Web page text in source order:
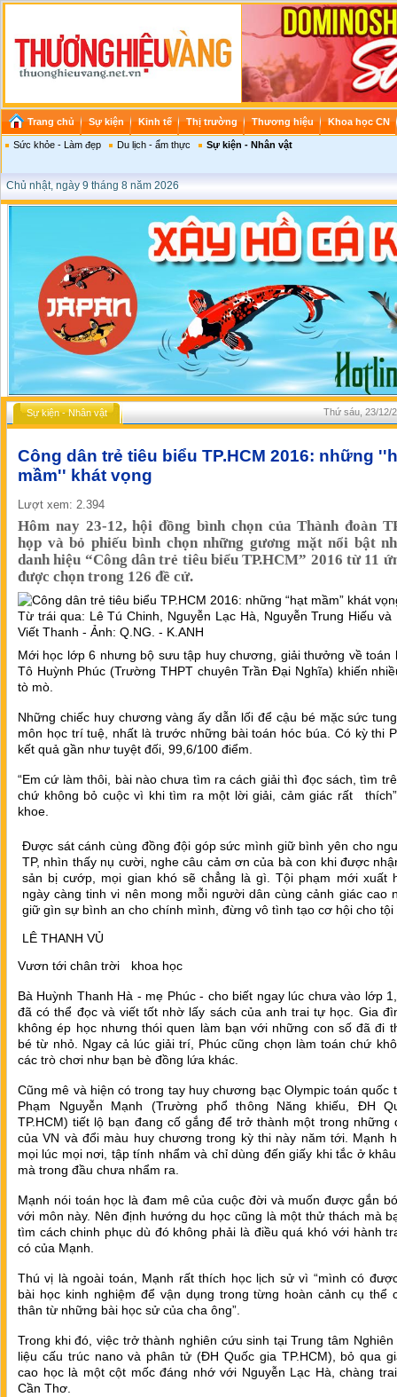
Trang chủ Sự kiện Kinh tế Thị trường Thương hiệu Khoa học CN
Sức khỏe - Làm đẹp Du lịch - ẩm thực Sự kiện - Nhân vật
Chủ nhật, ngày 9 tháng 8 năm 2026
Sự kiện - Nhân vật Thứ sáu, 23/12/
Công dân trẻ tiêu biểu TP.HCM 2016: những
mầm'' khát vọng
Lượt xem: 2.394
Hôm nay 23-12, hội đồng bình chọn của Thành đoàn
họp và bỏ phiếu bình chọn những gương mặt nổi bật
danh hiệu “Công dân trẻ tiêu biểu TP.HCM” 2016 từ 11
được chọn trong 126 đề cử.
Từ trái qua: Lê Tú Chinh, Nguyễn Lạc Hà, Nguyễn Trung Hiếu và
Viết Thanh - Ảnh: Q.NG. - K.ANH
Mới học lớp 6 nhưng bộ sưu tập huy chương, giải thưởng về toán
Tô Huỳnh Phúc (Trường THPT chuyên Trần Đại Nghĩa) khiến
tò mò.
Những chiếc huy chương vàng ấy dẫn lối để cậu bé mặc sức
môn học trí tuệ, nhất là trước những bài toán hóc búa. Có kỳ thi
kết quả gần như tuyệt đối, 99,6/100 điểm.
“Em cứ làm thôi, bài nào chưa tìm ra cách giải thì đọc sách, tìm
chứ không bỏ cuộc vì khi tìm ra một lời giải, cảm giác rất
khoe.
Được sát cánh cùng đồng đội góp sức mình giữ bình yên cho
TP, nhìn thấy nụ cười, nghe câu cảm ơn của bà con khi được
sản bị cướp, mọi gian khó sẽ chẳng là gì. Tội phạm mới xuất
ngày càng tinh vi nên mong mỗi người dân cùng cảnh giác cao
giữ gìn sự bình an cho chính mình, đừng vô tình tạo cơ hội cho tội
LÊ THANH VỦ
Vươn tới chân trời khoa học
Bà Huỳnh Thanh Hà - mẹ Phúc - cho biết ngay lúc chưa vào lớp
đã có thể đọc và viết tốt nhờ lấy sách của anh trai tự học. Gia
không ép học nhưng thói quen làm bạn với những con số đã đi
bé từ nhỏ. Ngay cả lúc giải trí, Phúc cũng chọn làm toán chứ
các trò chơi như bạn bè đồng lứa khác.
Cũng mê và hiện có trong tay huy chương bạc Olympic toán quốc
Phạm Nguyễn Mạnh (Trường phổ thông Năng khiếu, ĐH
TP.HCM) tiết lộ bạn đang cố gắng để trở thành một trong những
của VN và đổi màu huy chương trong kỳ thi này năm tới. Mạnh
mọi lúc mọi nơi, tập tính nhẩm và chỉ dùng đến giấy khi tắc ở
mà trong đầu chưa nhẩm ra.
Mạnh nói toán học là đam mê của cuộc đời và muốn được gắn
với môn này. Nên định hướng du học cũng là một thử thách mà
tìm cách chinh phục dù đó không phải là điều quá khó với hành
có của Mạnh.
Thú vị là ngoài toán, Mạnh rất thích học lịch sử vì “mình có
bài học kinh nghiệm để vận dụng trong từng hoàn cảnh cụ thể
thân từ những bài học sử của cha ông”.
Trong khi đó, việc trở thành nghiên cứu sinh tại Trung tâm
liệu cấu trúc nano và phân tử (ĐH Quốc gia TP.HCM), bỏ qua
cao học là một cột mốc đáng nhớ với Nguyễn Lạc Hà, chàng
Cần Thơ.